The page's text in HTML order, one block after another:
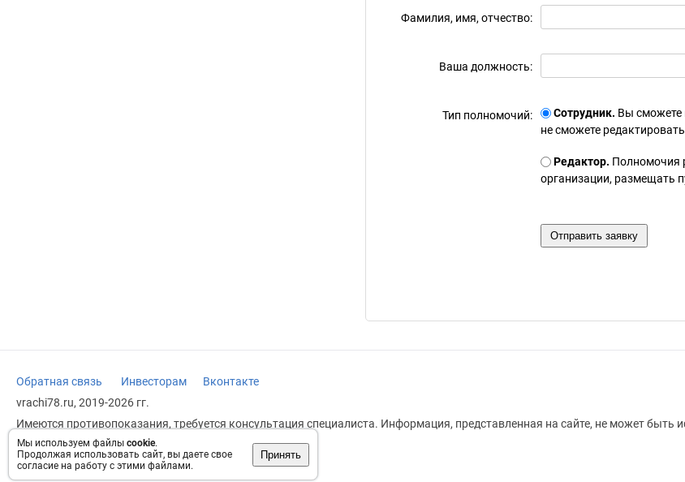
Мы используем файлы cookie.
Продолжая использовать сайт, вы даете свое
согласие на работу с этими файлами.
Принять
Фамилия, имя, отчество:
Ваша должность:
Тип полномочий: Сотрудник. Вы сможете
не сможете
Редактор. Полномочия
организации, размещать
Обратная связь Инвесторам
Вконтакте
vrachi78.ru, 2019-2026 гг.
Имеются противопоказания, требуется консультация специалиста. Информация, представленная на сайте, не может быть
заменяет прием врача.
Возрастное ограничение: 18+